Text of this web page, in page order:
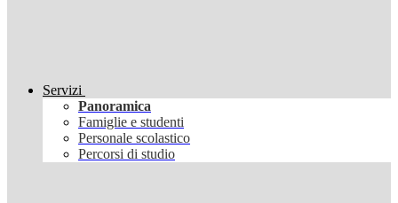
Servizi
Panoramica
Famiglie e studenti
Personale scolastico
Percorsi di studio